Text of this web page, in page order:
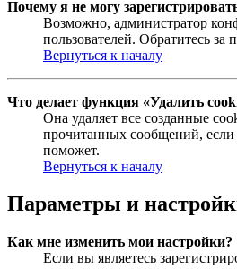
Почему я не могу
Возможно, администратор
пользователей. Обратитесь
Вернуться к началу
Что делает функция «Удалить
Она удаляет все созданные
прочитанных сообщений,
поможет.
Вернуться к началу
Параметры и
Как мне изменить мои настройки?
Если вы являетесь